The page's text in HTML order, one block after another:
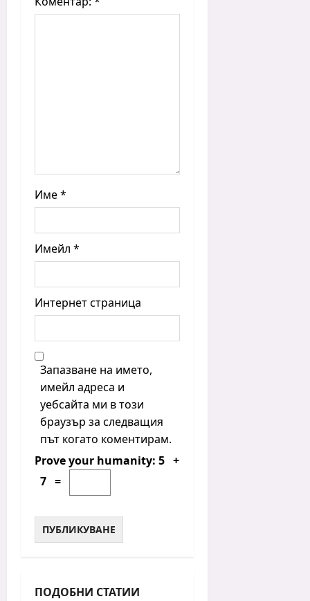
Име*
Имейл *
Интернет страница
Запазване на името,
имейл адреса и
уебсайта ми в този
браузър за следващия
път когато коментирам.
Prove your humanity: 5 +
7 =
ПОДОБНИ СТАТИИ